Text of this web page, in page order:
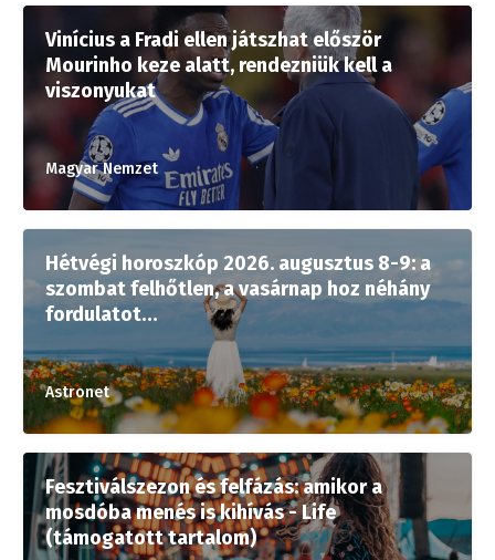
Vinícius a Fradi ellen játszhat először
Mourinho keze alatt, rendezniük kell a
viszonyukat
Magyar Nemzet
Hétvégi horoszkóp 2026. augusztus 8-9: a
szombat felhőtlen, a vasárnap hoz néhány
fordulatot…
Astronet
Fesztiválszezon és felfázás: amikor a
mosdóba menés is kihívás - Life
(támogatott tartalom)